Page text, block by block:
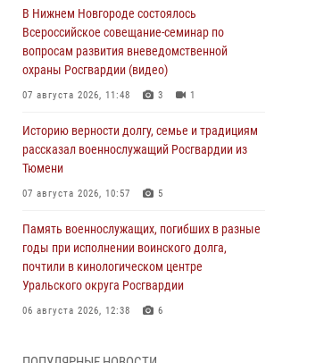
В Нижнем Новгороде состоялось
Всероссийское совещание-семинар по
вопросам развития вневедомственной
охраны Росгвардии (видео)
07 августа 2026, 11:48 3 1
Историю верности долгу, семье и традициям
рассказал военнослужащий Росгвардии из
Тюмени
07 августа 2026, 10:57 5
Память военнослужащих, погибших в разные
годы при исполнении воинского долга,
почтили в кинологическом центре
Уральского округа Росгвардии
06 августа 2026, 12:38 6